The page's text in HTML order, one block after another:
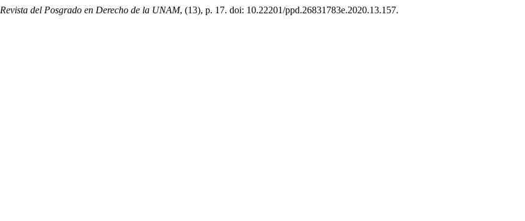
Revista del Posgrado en Derecho de la UNAM, (13), p. 17. doi: 10.22201/ppd.26831783e.2020.13.157.